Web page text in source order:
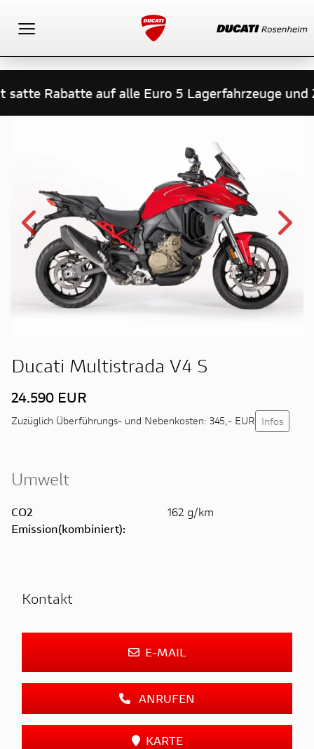
Rabatte auf alle Euro 5 Lagerfahrzeuge und
Ducati Multistrada V4 S
24.590 EUR
Zuzüglich Überführungs- und Nebenkosten: 345,- EUR Infos
Umwelt
CO2
Emission(kombiniert):
162 g/km
Kontakt
E-MAIL
ANRUFEN
KARTE